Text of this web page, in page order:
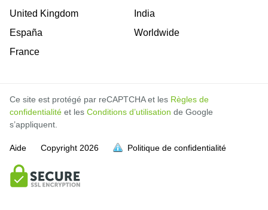
United Kingdom
España
France
India
Worldwide
Ce site est protégé par reCAPTCHA et les Règles de
confidentialité et les Conditions d’utilisation de Google
s’appliquent.
Aide Copyright 2026 Politique de confidentialité